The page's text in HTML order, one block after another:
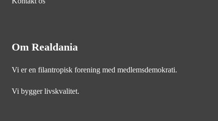
Om Realdania
Vi er en filantropisk forening med medlemsdemokrati.
Vi bygger livskvalitet.